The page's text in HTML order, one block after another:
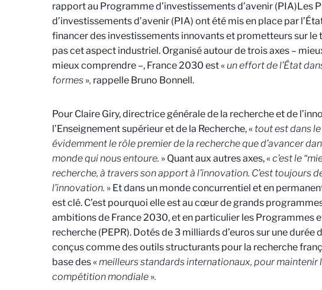
rapport au Programme d’investissements d’avenir (PIA)Les
d’investissements d’avenir (PIA) ont été mis en place par
financer des investissements innovants et prometteurs sur le
pas cet aspect industriel. Organisé autour de trois axes –
mieux comprendre –, France 2030 est « un effort de l’État
formes », rappelle Bruno Bonnell.
Pour Claire Giry, directrice générale de la recherche et de
l’Enseignement supérieur et de la Recherche, «tout est dans le
évidemment le rôle premier de la recherche que d’avancer
monde qui nous entoure. » Quant aux autres axes, «c’est le
recherche, à travers son apport à l’innovation. C’est toujours
l’innovation. » Et dans un monde concurrentiel et en
est clé. C’est pourquoi elle est au cœur de grands
ambitions de France 2030, et en particulier les Programmes
recherche (PEPR). Dotés de 3 milliards d’euros sur une durée
conçus comme des outils structurants pour la recherche
base des «meilleurs standards internationaux, pour maintenir
compétition mondiale ».